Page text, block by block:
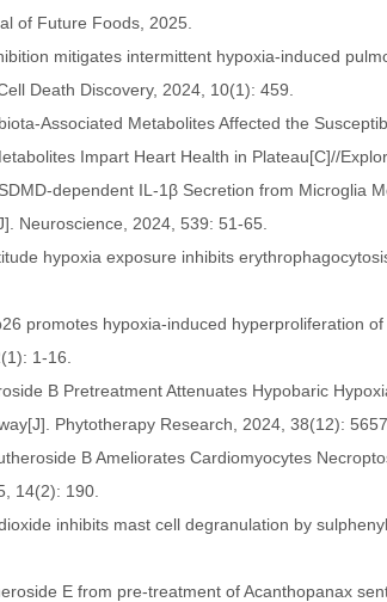
of Future Foods, 2025.
mitigates intermittent hypoxia-induced
Death Discovery, 2024, 10(1): 459.
Metabolites Affected the
Impart Heart Health in Plateau[C]//
dependent IL-1β Secretion from Microglia
Neuroscience, 2024, 539: 51-65.
hypoxia exposure inhibits
promotes hypoxia-induced hyperproliferation
1-16.
B Pretreatment Attenuates Hypobaric
Phytotherapy Research, 2024, 38(12):
B Ameliorates Cardiomyocytes
14(2): 190.
inhibits mast cell degranulation by
E from pre-treatment of Acanthopanax